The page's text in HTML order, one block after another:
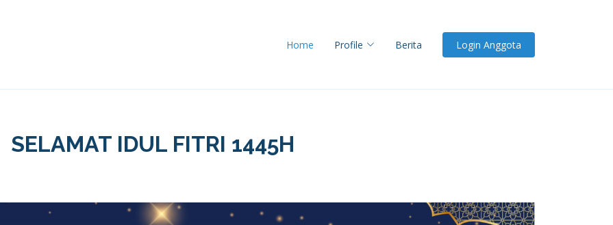
Home Profile Berita Login Anggota
SELAMAT IDUL FITRI 1445H